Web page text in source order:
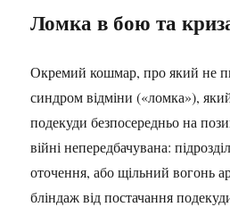
Ломка в бою та
Окремий кошмар, про який не
синдром відміни («ломка»),
подекуди безпосередньо на
війні непередбачувана:
оточення, або щільний вогонь
бліндаж від постачання